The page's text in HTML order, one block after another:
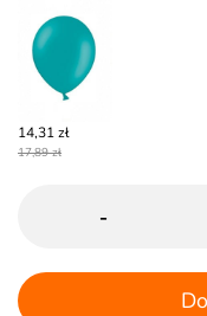
14,31 zł
17,89 zł
-